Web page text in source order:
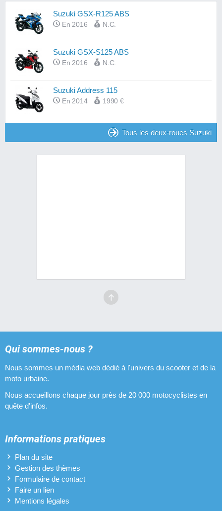
Suzuki GSX-R125 ABS
En 2016 N.C.
Suzuki GSX-S125 ABS
En 2016 N.C.
Suzuki Address 115
En 2014 1990 €
Tous les deux-roues Suzuki
Qui sommes-nous ?
Nous sommes un média web dédié à l'univers du scooter et de la
moto urbaine.
Nous accueillons chaque jour près de 20 000 motocyclistes en
quête d'infos.
Informations pratiques
Plan du site
Gestion des thèmes
Formulaire de contact
Faire un lien
Mentions légales